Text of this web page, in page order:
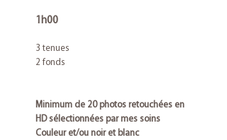
1h00
3 tenues
2 fonds
Minimum de 20 photos retouchées en
HD sélectionnées par mes soins
Couleur et/ou noir et blanc